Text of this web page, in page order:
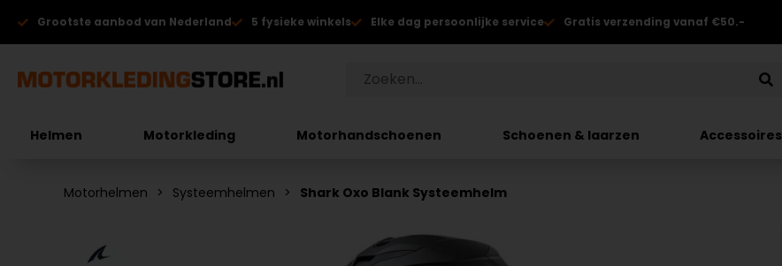
Grootste aanbod van Nederland 5 fysieke winkels Elke dag persoonlijke service Gratis verzending vanaf €50.-
Helmen Motorkleding Motorhandschoenen Schoenen & laarzen Accessoires
Motorhelmen Systeemhelmen Shark Oxo Blank Systeemhelm